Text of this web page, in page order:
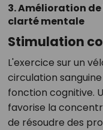
3. Amélioration
clarté mentale
Stimulation
L'exercice sur un
circulation
fonction cognitive.
favorise la
de résoudre des